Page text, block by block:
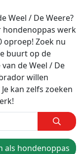
Weel / De Weere?
hondenoppas werk
oproep! Zoek nu
buurt op de
de Weel / De
willen
kan zelfs zoeken
als hondenoppas